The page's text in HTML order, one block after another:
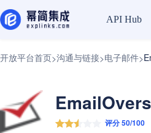
API Hub
开放平台首页>沟通与链接>电子邮件>
评分 50/100